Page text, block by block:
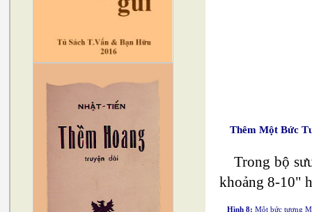
Thêm Một Bức
Trong bộ
khoảng 8-10"
Hình 8: Một bức tượng